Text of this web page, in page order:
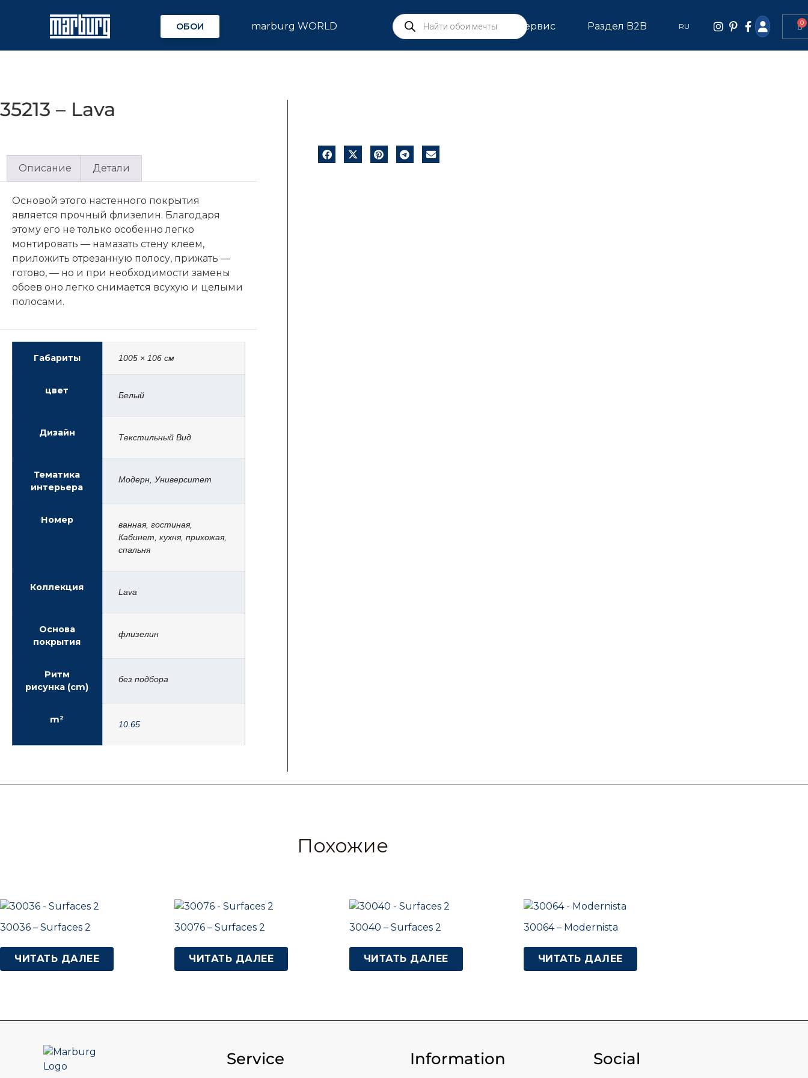
ОБОИ marburg WORLD Сервис Раздел B2B RU 0
35213 – Lava
Описание Детали
Основой этого настенного покрытия
является прочный флизелин. Благодаря
этому его не только особенно легко
монтировать — намазать стену клеем,
приложить отрезанную полосу, прижать —
готово, — но и при необходимости замены
обоев оно легко снимается всухую и целыми
полосами.
Габариты 1005 × 106 см
цвет Белый
Дизайн Текстильный Вид
Тематика
интерьера
Модерн, Университет
Номер
ванная, гостиная,
Кабинет, кухня, прихожая,
спальня
Коллекция Lava
Основа
покрытия
флизелин
Ритм
рисунка (cm)
без подбора
m² 10.65
Похожие
30036 – Surfaces 2
ЧИТАТЬ ДАЛЕЕ
30076 – Surfaces 2
ЧИТАТЬ ДАЛЕЕ
30040 – Surfaces 2
ЧИТАТЬ ДАЛЕЕ
30064 – Modernista
ЧИТАТЬ ДАЛЕЕ
Service Information Social